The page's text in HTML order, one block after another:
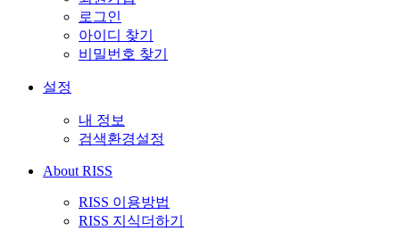
로그인
아이디 찾기
비밀번호 찾기
설정
내 정보
검색환경설정
About RISS
RISS 이용방법
RISS 지식더하기